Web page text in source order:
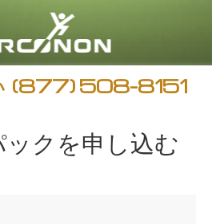
すべての地域/言語
(877) 508-8151
クを申し込む